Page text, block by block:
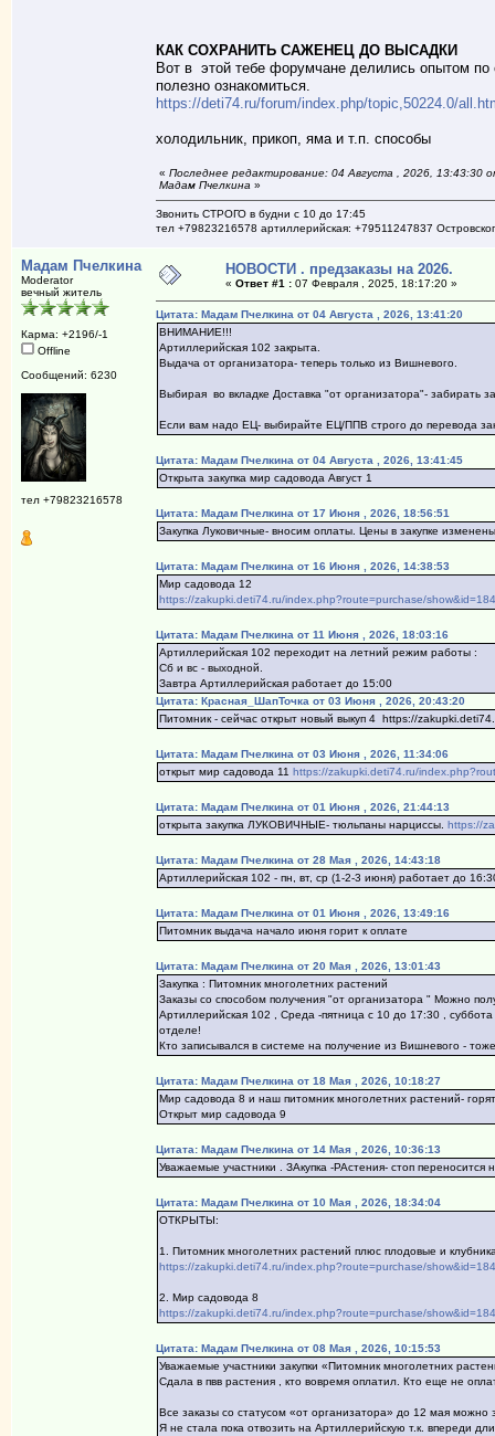
КАК СОХРАНИТЬ САЖЕНЕЦ ДО ВЫСАДКИ
Вот в этой тебе форумчане делились опытом по
полезно ознакомиться.
https://deti74.ru/forum/index.php/topic,50224.0/
холодильник, прикоп, яма и т.п. способы
« Последнее редактирование: 04 Августа , 2026, 13:43:30
Мадам Пчелкина »
Звонить СТРОГО в будни с 10 до 17:45
тел +79823216578 артиллерийская: +79511247837
Мадам Пчелкина
Moderator
вечный житель
Карма: +2196/-1
Offline
Сообщений: 6230
тел +79823216578
НОВОСТИ . предзаказы на 2026.
« Ответ #1 :07 Февраля , 2025, 18:17:20 »
Цитата: Мадам Пчелкина от 04 Августа , 2026, 13:41:20
ВНИМАНИЕ!!!
Артиллерийская 102 закрыта.
Выдача от организатора- теперь только из Вишневого.
Выбирая во вкладке Доставка "от организатора"- забирать
Если вам надо ЕЦ- выбирайте ЕЦ/ППВ строго до перевода
Цитата: Мадам Пчелкина от 04 Августа , 2026, 13:41:45
Открыта закупка мир садовода Август 1
Цитата: Мадам Пчелкина от 17 Июня , 2026, 18:56:51
Закупка Луковичные- вносим оплаты. Цены в закупке
Цитата: Мадам Пчелкина от 16 Июня , 2026, 14:38:53
Мир садовода 12
https://zakupki.deti74.ru/index.php?route=purchase/
Цитата: Мадам Пчелкина от 11 Июня , 2026, 18:03:16
Артиллерийская 102 переходит на летний режим работы :
Сб и вс - выходной.
Завтра Артиллерийская работает до 15:00
Цитата: Красная_ШапТочка от 03 Июня , 2026, 20:43:20
Питомник - сейчас открыт новый выкуп 4 https://
Цитата: Мадам Пчелкина от 03 Июня , 2026, 11:34:06
открыт мир садовода 11 https://zakupki.deti74.ru/
Цитата: Мадам Пчелкина от 01 Июня , 2026, 21:44:13
открыта закупка ЛУКОВИЧНЫЕ- тюльпаны нарциссы. https://
Цитата: Мадам Пчелкина от 28 Мая , 2026, 14:43:18
Артиллерийская 102 - пн, вт, ср (1-2-3 июня) работает до
Цитата: Мадам Пчелкина от 01 Июня , 2026, 13:49:16
Питомник выдача начало июня горит к оплате
Цитата: Мадам Пчелкина от 20 Мая , 2026, 13:01:43
Закупка : Питомник многолетних растений
Заказы со способом получения "от организатора " Можно
Артиллерийская 102 , Среда -пятница с 10 до 17:30 ,
отделе!
Кто записывался в системе на получение из Вишневого -
Цитата: Мадам Пчелкина от 18 Мая , 2026, 10:18:27
Мир садовода 8 и наш питомник многолетних растений-
Открыт мир садовода 9
Цитата: Мадам Пчелкина от 14 Мая , 2026, 10:36:13
Уважаемые участники . ЗАкупка -РАстения- стоп
Цитата: Мадам Пчелкина от 10 Мая , 2026, 18:34:04
ОТКРЫТЫ:
1. Питомник многолетних растений плюс плодовые и
https://zakupki.deti74.ru/index.php?route=purchase/
2. Мир садовода 8
https://zakupki.deti74.ru/index.php?route=purchase/
Цитата: Мадам Пчелкина от 08 Мая , 2026, 10:15:53
Уважаемые участники закупки «Питомник многолетних
Сдала в пвв растения , кто вовремя оплатил. Кто еще не
Все заказы со статусом «от организатора» до 12 мая можно
Я не стала пока отвозить на Артиллерийскую т.к. впереди